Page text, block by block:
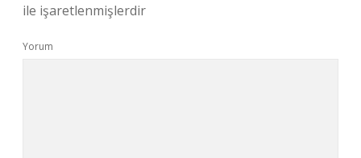
ile işaretlenmişlerdir
Yorum